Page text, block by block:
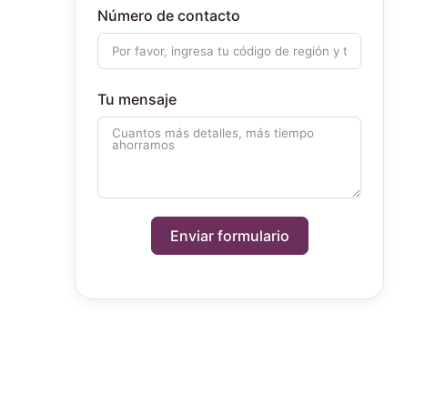
Número de contacto
Tu mensaje
Enviar formulario